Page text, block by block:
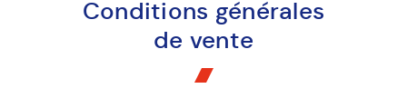
Conditions générales
de vente